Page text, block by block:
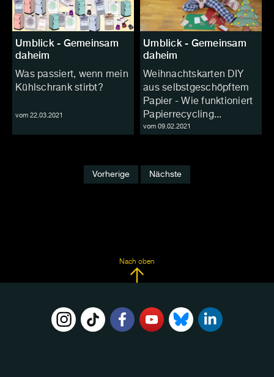
Umblick - Gemeinsam
daheim
Was passiert, wenn mein
Kühlschrank stirbt?
vom 22.03.2021
Umblick - Gemeinsam
daheim
Weihnachtskarten DIY
aus selbstgeschöpftem
Papier - Wie funktioniert
Papierrecycling...
vom 09.02.2021
Vorherige Nächste
Nach oben